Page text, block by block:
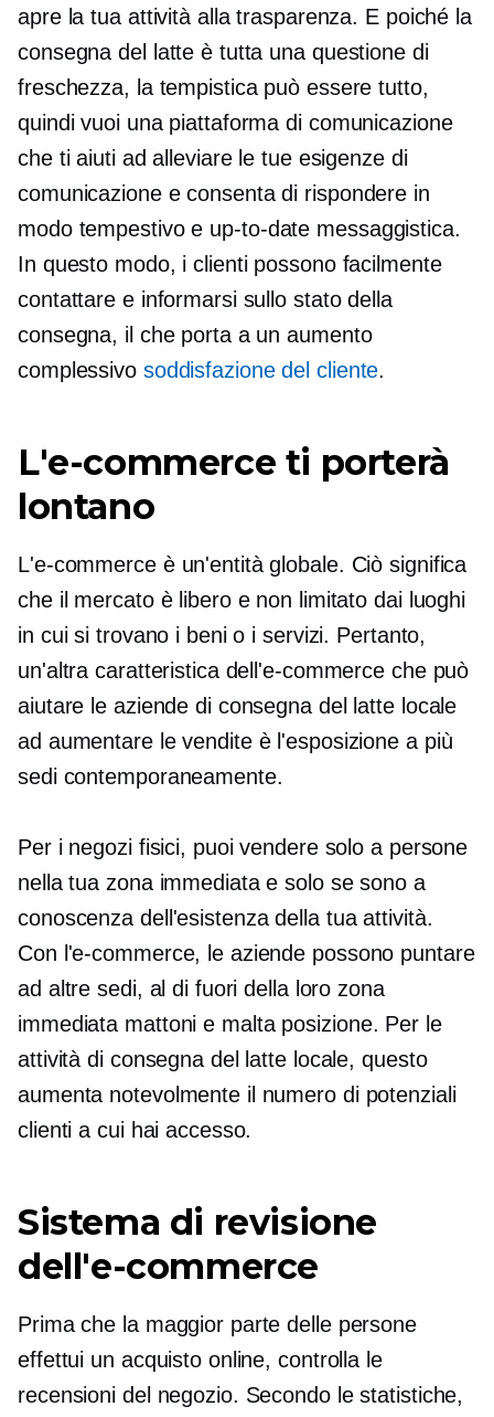
apre la tua attività alla trasparenza. E poiché la
consegna del latte è tutta una questione di
freschezza, la tempistica può essere tutto,
quindi vuoi una piattaforma di comunicazione
che ti aiuti ad alleviare le tue esigenze di
comunicazione e consenta di rispondere in
modo tempestivo e up-to-date messaggistica.
In questo modo, i clienti possono facilmente
contattare e informarsi sullo stato della
consegna, il che porta a un aumento
complessivo soddisfazione del cliente.
L'e-commerce ti porterà
lontano
L'e-commerce è un'entità globale. Ciò significa
che il mercato è libero e non limitato dai luoghi
in cui si trovano i beni o i servizi. Pertanto,
un'altra caratteristica dell'e-commerce che può
aiutare le aziende di consegna del latte locale
ad aumentare le vendite è l'esposizione a più
sedi contemporaneamente.
Per i negozi fisici, puoi vendere solo a persone
nella tua zona immediata e solo se sono a
conoscenza dell'esistenza della tua attività.
Con l'e-commerce, le aziende possono puntare
ad altre sedi, al di fuori della loro zona
immediata mattoni e maltaposizione. Per le
attività di consegna del latte locale, questo
aumenta notevolmente il numero di potenziali
clienti a cui hai accesso.
Sistema di revisione
dell'e-commerce
Prima che la maggior parte delle persone
effettui un acquisto online, controlla le
recensioni del negozio. Secondo le statistiche,